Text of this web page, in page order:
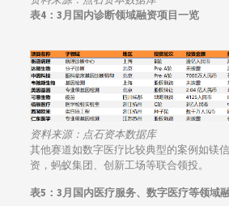
表4：3月国内诊断领域融资项目一览
资料来源：点石资本数据库
其他赛道如数字医疗比较典型的案例如镁
资，蚂蚁集团、创新工场等联合领投。
表5：3月国内医疗服务、数字医疗等领域